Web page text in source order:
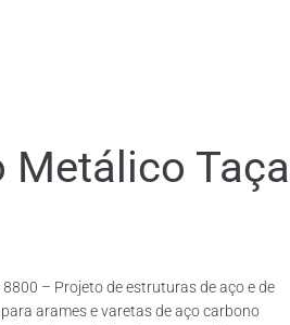
Metálico Taça
– Projeto de estruturas de aço e de
arames e varetas de aço carbono